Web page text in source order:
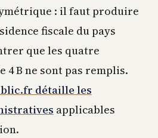
: il faut produire
fiscale du pays
que les quatre
4 B ne sont pas remplis.
détaille les
applicables